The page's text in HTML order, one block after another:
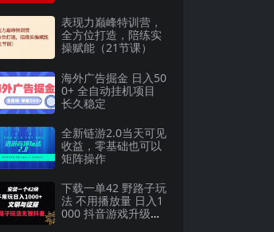
表现力巅峰特训营，
全方位打造，陪练实
操赋能（21节课）
海外广告掘金 日入50
0+ 全自动挂机项目
长久稳定
全新链游2.0当天可见
收益，零基础也可以
矩阵操作
下载一单42 野路子玩
法 不用播放量 日入1
000 抖音游戏升级玩